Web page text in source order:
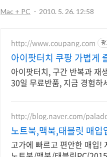
Mac + PC 2010. 5. 26. 12:58
http://www.coupang.com
아이팟터치 쿠팡 가볍게
아이팟터치, 구간 반복과 재
30일 무료반품, 지금 경험하
http://blog.naver.com/
노트북,맥북,태블릿 매
고가에 빠르고 편안한 매입